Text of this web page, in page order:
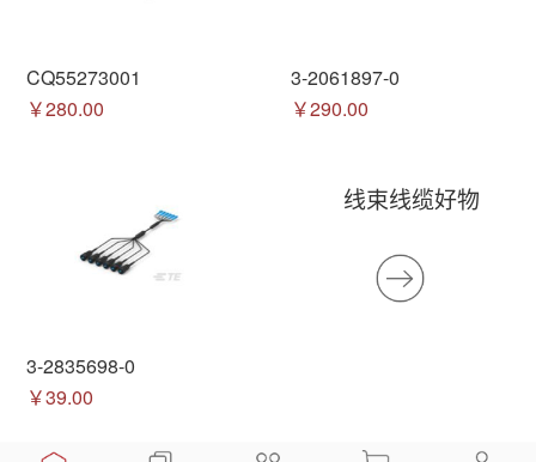
CQ55273001
￥280.00
3-2061897-0
￥290.00
3-2835698-0
￥39.00
线束线缆好物